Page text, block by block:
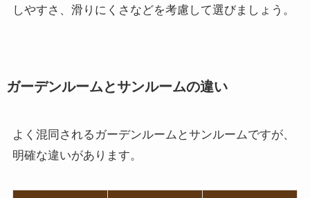
しやすさ、滑りにくさなどを考慮して選びましょう。
ガーデンルームとサンルームの違い
よく混同されるガーデンルームとサンルームですが、
明確な違いがあります。